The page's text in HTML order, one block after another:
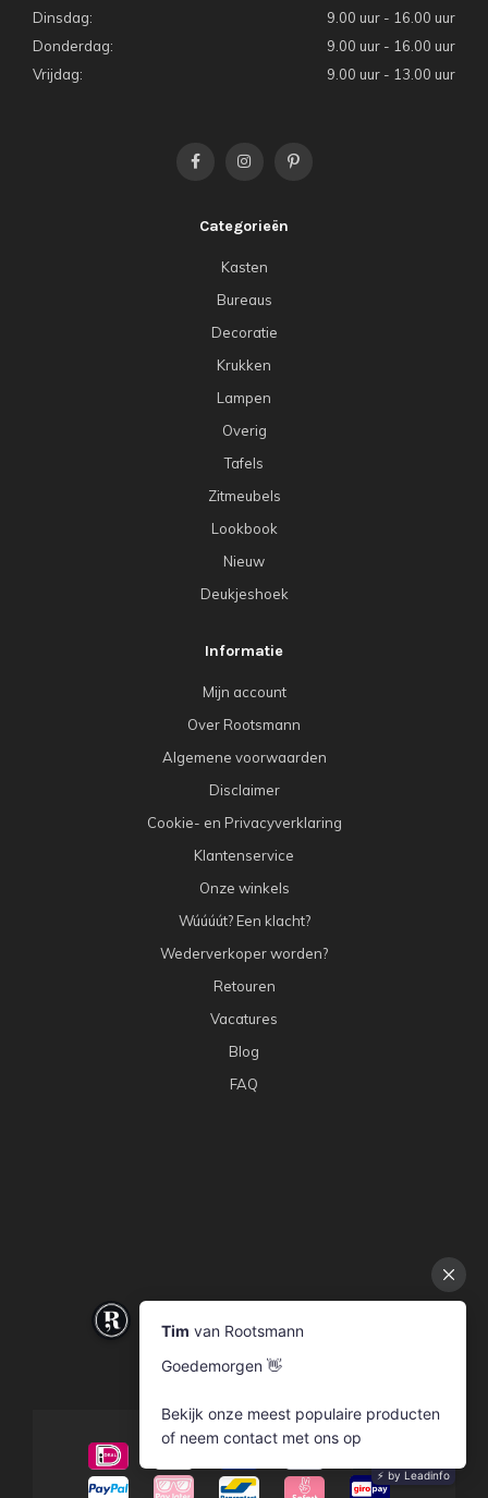
Dinsdag:
9.00 uur - 16.00 uur
Donderdag:
9.00 uur - 16.00 uur
Vrijdag:
9.00 uur - 13.00 uur
Categorieën
Kasten
Bureaus
Decoratie
Krukken
Lampen
Overig
Tafels
Zitmeubels
Lookbook
Nieuw
Deukjeshoek
Informatie
Mijn account
Over Rootsmann
Algemene voorwaarden
Disclaimer
Cookie- en Privacyverklaring
Klantenservice
Onze winkels
Wúúúút? Een klacht?
Wederverkoper worden?
Retouren
Vacatures
Blog
FAQ